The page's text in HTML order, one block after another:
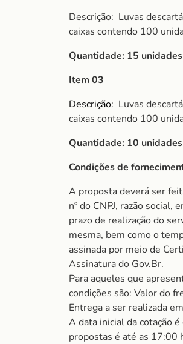
Descrição: Luvas
caixas contendo 100
Quantidade: 15 unidades
Item 03
Descrição: Luvas
caixas contendo 100
Quantidade: 10 unidades
Condições de
A proposta deverá ser
nº do CNPJ, razão
prazo de realização do
mesma, bem como o
assinada por meio de
Assinatura do Gov.Br.
Para aqueles que
condições são: Valor do
Entrega a ser realizada
A data inicial da cotação
propostas é até as